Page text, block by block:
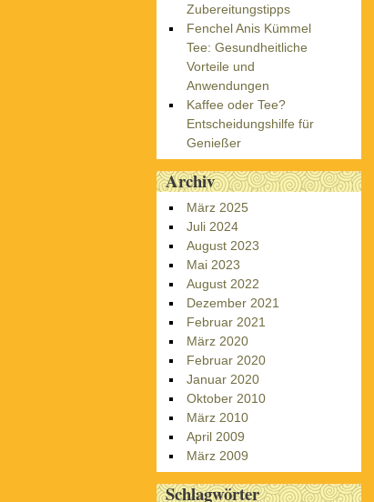
Zubereitungstipps
Fenchel Anis Kümmel
Tee: Gesundheitliche
Vorteile und
Anwendungen
Kaffee oder Tee?
Entscheidungshilfe für
Genießer
Archiv
März 2025
Juli 2024
August 2023
Mai 2023
August 2022
Dezember 2021
Februar 2021
März 2020
Februar 2020
Januar 2020
Oktober 2010
März 2010
April 2009
März 2009
Schlagwörter